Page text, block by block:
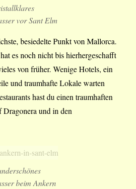
vor Sant Elm
besiedelte Punkt von Mallorca.
es noch nicht bis hierhergeschafft
von früher. Wenige Hotels, ein
und traumhafte Lokale warten
hast du einen traumhaften
und in den
beim Ankern